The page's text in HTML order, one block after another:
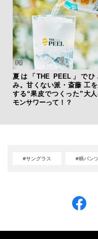
夏は「THE PEEL」でひ
み。甘くない派・斎藤 工
する“果皮でつくった”大
モンサワーって！？
#サングラス #柄パンツ